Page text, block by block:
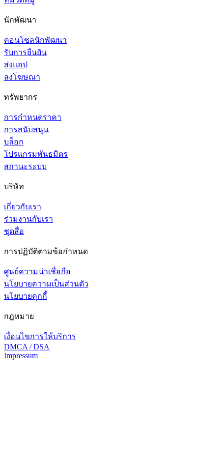
นักพัฒนา
คอนโซลนักพัฒนา
รับการยืนยัน
ส่งแอป
ลงโฆษณา
ทรัพยากร
การกำหนดราคา
การสนับสนุน
บล็อก
โปรแกรมพันธมิตร
สถานะระบบ
บริษัท
เกี่ยวกับเรา
ร่วมงานกับเรา
ชุดสื่อ
การปฏิบัติตามข้อกำหนด
ศูนย์ความน่าเชื่อถือ
นโยบายความเป็นส่วนตัว
นโยบายคุกกี้
กฎหมาย
เงื่อนไขการให้บริการ
DMCA / DSA
Impressum